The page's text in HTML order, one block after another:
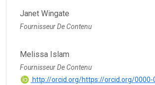
Janet Wingate
Fournisseur De Contenu
Melissa Islam
Fournisseur De Contenu
http://orcid.org/https://orcid.org/0000-